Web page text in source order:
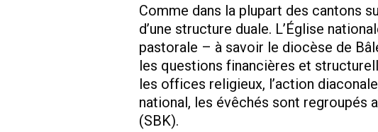
Comme dans la plupart des cantons
d’une structure duale. L’Église
pastorale – à savoir le diocèse de
les questions financières et
les offices religieux, l’action
national, les évêchés sont regroupés
(SBK).